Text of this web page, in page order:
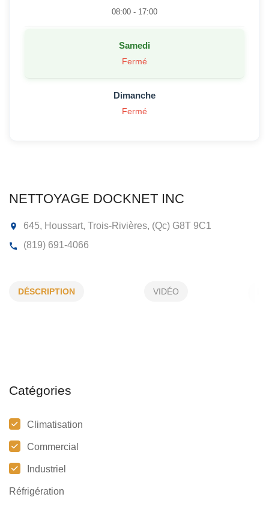
NETTOYAGE DOCKNET INC
DÉSCRIPTION VIDÉO
Catégories
Climatisation
Commercial
Industriel
Réfrigération
08:00 - 17:00
Samedi
Fermé
Dimanche
Fermé